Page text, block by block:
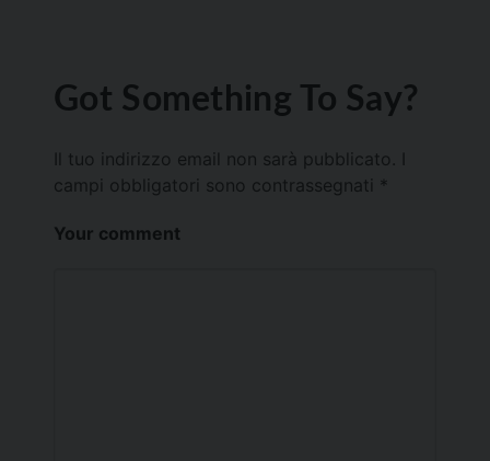
Got Something To Say?
Il tuo indirizzo email non sarà pubblicato.
campi obbligatori sono contrassegnati *
Your comment